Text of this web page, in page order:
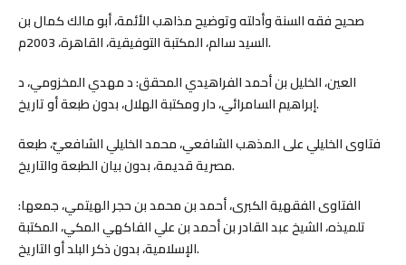
صحيح فقه السنة وأدلته وتوضيح مذاهب الأئمة، أبو مالك كمال بن
السيد سالم، المكتبة التوفيقية، القاهرة، 2003م.
العين، الخليل بن أحمد الفراهيدي المحقق: د مهدي المخزومي، د
إبراهيم السامرائي، دار ومكتبة الهلال، بدون طبعة أو تاريخ.
فتاوى الخليلي على المذهب الشافعي، محمد الخليلي الشافعيّ، طبعة
مصرية قديمة، بدون بيان الطبعة والتاريخ.
الفتاوى الفقهية الكبرى، أحمد بن محمد بن حجر الهيتمي، جمعها:
تلميذه، الشيخ عبد القادر بن أحمد بن علي الفاكهي المكي، المكتبة
الإسلامية، بدون ذكر البلد أو التاريخ.